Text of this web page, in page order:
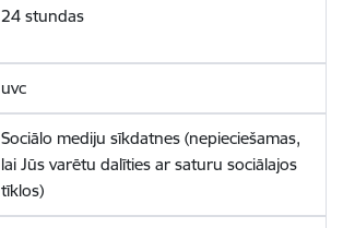
24 stundas
uvc
Sociālo mediju sīkdatnes (nepieciešamas,
lai Jūs varētu dalīties ar saturu sociālajos
tīklos)